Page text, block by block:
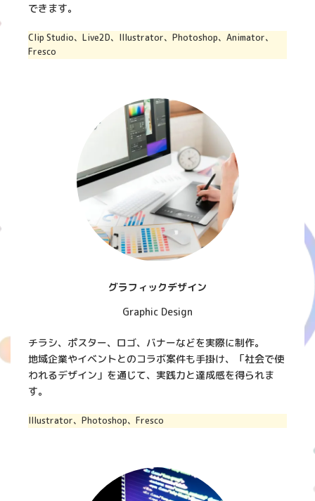
できます。
Clip Studio、Live2D、Illustrator、Photoshop、Animator、
Fresco
グラフィックデザイン
Graphic Design
チラシ、ポスター、ロゴ、バナーなどを実際に制作。
地域企業やイベントとのコラボ案件も手掛け、「社会で使
われるデザイン」を通じて、実践力と達成感を得られま
す。
Illustrator、Photoshop、Fresco